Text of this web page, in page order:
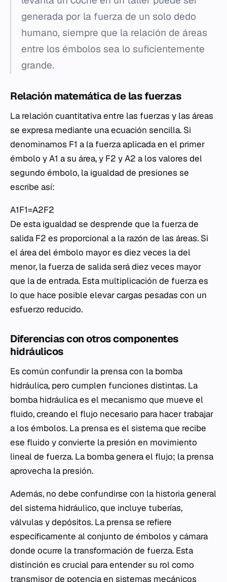
generada por la fuerza de un solo dedo
humano, siempre que la relación de áreas
entre los émbolos sea lo suficientemente
grande.
Relación matemática de las fuerzas
La relación cuantitativa entre las fuerzas y las áreas
se expresa mediante una ecuación sencilla. Si
denominamos F1​ a la fuerza aplicada en el primer
émbolo y A1​ a su área, y F2​ y A2​ a los valores del
segundo émbolo, la igualdad de presiones se
escribe así:
A1​F1​​=A2​F2​​
De esta igualdad se desprende que la fuerza de
salida F2​ es proporcional a la razón de las áreas. Si
el área del émbolo mayor es diez veces la del
menor, la fuerza de salida será diez veces mayor
que la de entrada. Esta multiplicación de fuerza es
lo que hace posible elevar cargas pesadas con un
esfuerzo reducido.
Diferencias con otros componentes
hidráulicos
Es común confundir la prensa con la bomba
hidráulica, pero cumplen funciones distintas. La
bomba hidráulica es el mecanismo que mueve el
fluido, creando el flujo necesario para hacer trabajar
a los émbolos. La prensa es el sistema que recibe
ese fluido y convierte la presión en movimiento
lineal de fuerza. La bomba genera el flujo; la prensa
aprovecha la presión.
Además, no debe confundirse con la historia general
del sistema hidráulico, que incluye tuberías,
válvulas y depósitos. La prensa se refiere
específicamente al conjunto de émbolos y cámara
donde ocurre la transformación de fuerza. Esta
distinción es crucial para entender su rol como
transmisor de potencia en sistemas mecánicos